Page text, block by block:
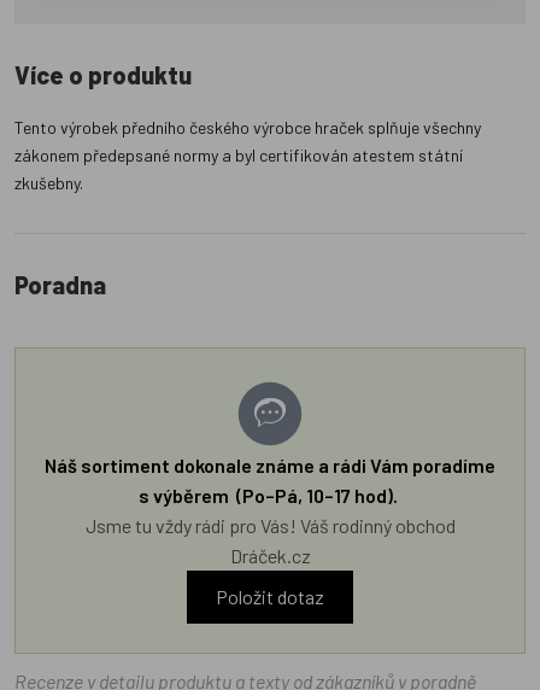
Více o produktu
Tento výrobek předního českého výrobce hraček splňuje všechny
zákonem předepsané normy a byl certifikován atestem státní
zkušebny.
Poradna
Náš sortiment dokonale známe a rádi Vám poradíme
s výběrem (Po–Pá, 10–17 hod).
Jsme tu vždy rádi pro Vás! Váš rodinný obchod
Dráček.cz
Položit dotaz
Recenze v detailu produktu a texty od zákazníků v poradně